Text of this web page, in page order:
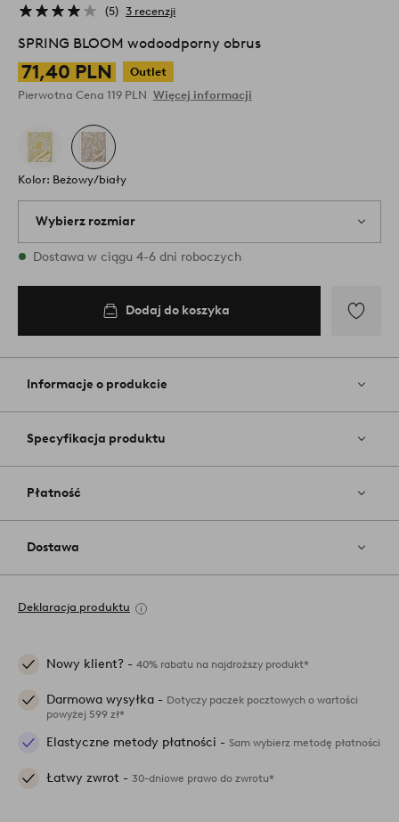
5 3 recenzji
SPRING BLOOM wodoodporny obrus
71,40 PLN
Outlet
Pierwotna Cena 119 PLN Więcej informacji
Kolor: Beżowy/biały
Wybierz rozmiar
{variants} rozmiary są dostępne w magazynie
Dostawa w ciągu 4-6 dni roboczych
DodajDodaj do koszyka
do
Informacje o produkcie
Specyfikacja produktu
Płatność
Dostawa
Deklaracja produktu
Nowy klient? - 40% rabatu na najdroższy produkt*
Darmowa wysyłka - Dotyczy paczek pocztowych o wartości
powyżej 599 zł*
Elastyczne metody płatności - Sam wybierz metodę płatności
Łatwy zwrot - 30-dniowe prawo do zwrotu*